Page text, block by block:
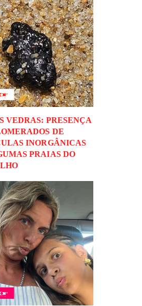
VEDRAS: PRESENÇA
DE
INORGÂNICAS
PRAIAS DO